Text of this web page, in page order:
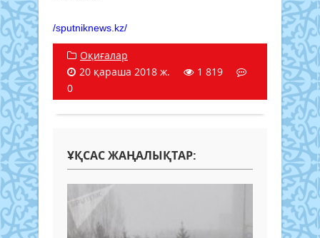
/sputniknews.kz/
Оқиғалар
20 қараша 2018 ж.
1 819
0
ҰҚСАС ЖАҢАЛЫҚТАР: